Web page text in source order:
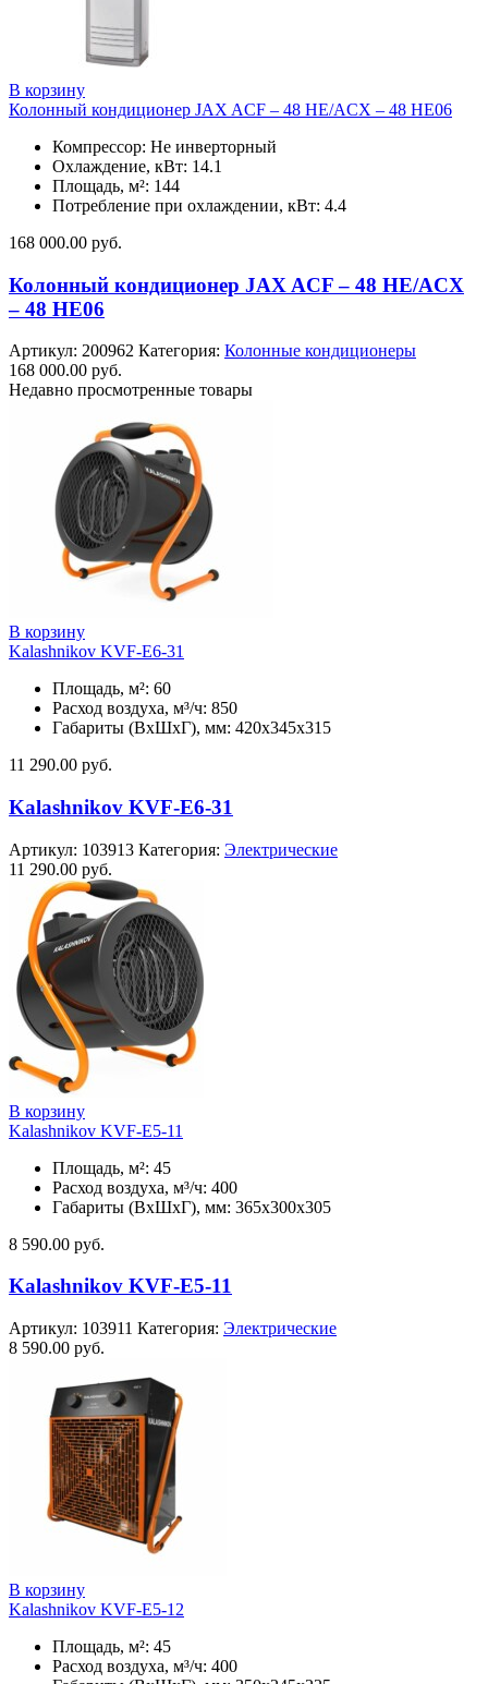
В корзину
Колонный кондиционер JAX ACF – 48 HE/ACX – 48 HE06
Компрессор: Не инверторный
Охлаждение, кВт: 14.1
Площадь, м²: 144
Потребление при охлаждении, кВт: 4.4
168 000.00 руб.
Колонный кондиционер JAX ACF – 48 HE/ACX
– 48 HE06
Артикул: 200962 Категория: Колонные кондиционеры
168 000.00 руб.
Недавно просмотренные товары
В корзину
Kalashnikov KVF-E6-31
Площадь, м²: 60
Расход воздуха, м³/ч: 850
Габариты (ВхШхГ), мм: 420x345x315
11 290.00 руб.
Kalashnikov KVF-E6-31
Артикул: 103913 Категория: Электрические
11 290.00 руб.
В корзину
Kalashnikov KVF-E5-11
Площадь, м²: 45
Расход воздуха, м³/ч: 400
Габариты (ВхШхГ), мм: 365x300x305
8 590.00 руб.
Kalashnikov KVF-E5-11
Артикул: 103911 Категория: Электрические
8 590.00 руб.
В корзину
Kalashnikov KVF-E5-12
Площадь, м²: 45
Расход воздуха, м³/ч: 400